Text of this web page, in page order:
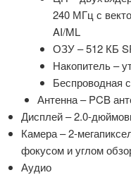
240 МГц с
AI/ML
ОЗУ – 512 КБ
Накопитель –
Беспроводная
Антенна – PCB
Дисплей – 2.0-
Камера – 2-
фокусом и углом
Аудио